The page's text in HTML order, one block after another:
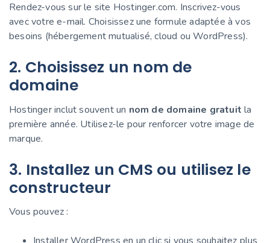
Rendez-vous sur le site Hostinger.com. Inscrivez-vous
avec votre e-mail. Choisissez une formule adaptée à vos
besoins (hébergement mutualisé, cloud ou WordPress).
2. Choisissez un nom de
domaine
Hostinger inclut souvent un nom de domaine gratuit la
première année. Utilisez-le pour renforcer votre image de
marque.
3. Installez un CMS ou utilisez le
constructeur
Vous pouvez :